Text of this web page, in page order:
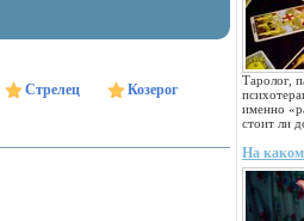
Таролог,
именно
стоит ли
На каком
Стрелец
Козерог